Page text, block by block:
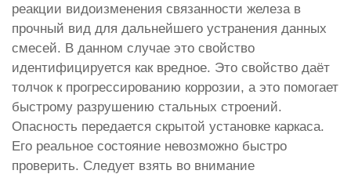
реакции видоизменения связанности железа в
прочный вид для дальнейшего устранения данных
смесей. В данном случае это свойство
идентифицируется как вредное. Это свойство даёт
толчок к прогрессированию коррозии, а это помогает
быстрому разрушению стальных строений.
Опасность передается скрытой установке каркаса.
Его реальное состояние невозможно быстро
проверить. Следует взять во внимание